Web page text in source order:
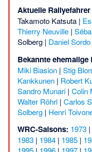
Aktuelle Rallyefahrer
Takamoto Katsuta|
Thierry Neuville|
Solberg| Daniel Sordo
Bekannte ehemalige
Miki Biasion| Stig
Kankkunen| Robert
Sandro Munari| Colin
Walter Röhrl| Carlos
Solberg| Henri
WRC-Saisons: 1973|
1983| 1984| 1985|